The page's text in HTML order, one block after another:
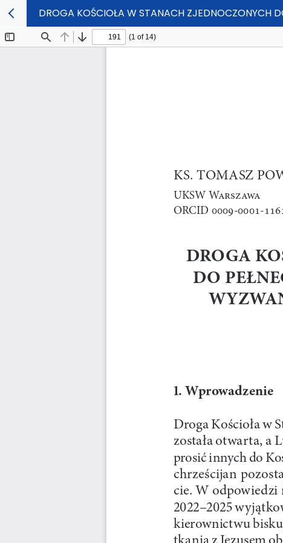
DROGA KOŚCIOŁA W STANACH ZJEDNOCZONYCH